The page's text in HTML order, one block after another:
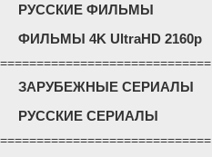
РУССКИЕ ФИЛЬМЫ
ФИЛЬМЫ 4K UltraHD 2160p
=============================
ЗАРУБЕЖНЫЕ СЕРИАЛЫ
РУССКИЕ СЕРИАЛЫ
=============================